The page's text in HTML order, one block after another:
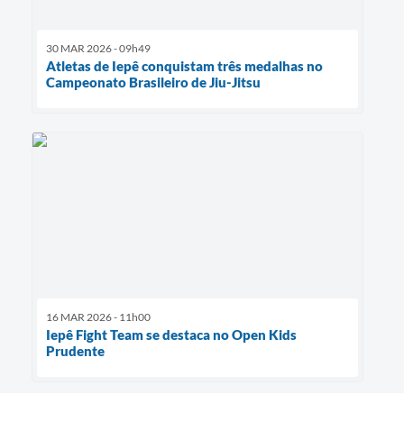
30 MAR 2026 - 09h49
Atletas de Iepê conquistam três medalhas no
Campeonato Brasileiro de Jiu-Jitsu
16 MAR 2026 - 11h00
Iepê Fight Team se destaca no Open Kids
Prudente